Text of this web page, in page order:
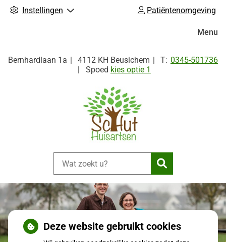
Instellingen Patiëntenomgeving
Bernhardlaan 1a 4112 KH Beusichem Tel:
0345-501736
Spoed kies optie 1
Zoeken
Menu
Deze website gebruikt cookies